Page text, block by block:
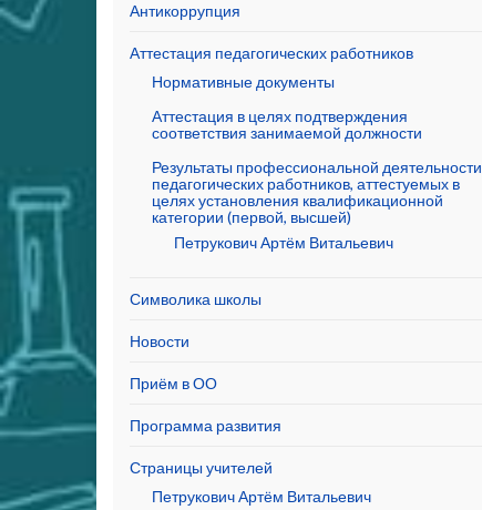
Антикоррупция
Аттестация педагогических работников
Нормативные документы
Аттестация в целях подтверждения
соответствия занимаемой должности
Результаты профессиональной деятельности
педагогических работников, аттестуемых в
целях установления квалификационной
категории (первой, высшей)
Петрукович Артём Витальевич
Символика школы
Новости
Приём в ОО
Программа развития
Страницы учителей
Петрукович Артём Витальевич